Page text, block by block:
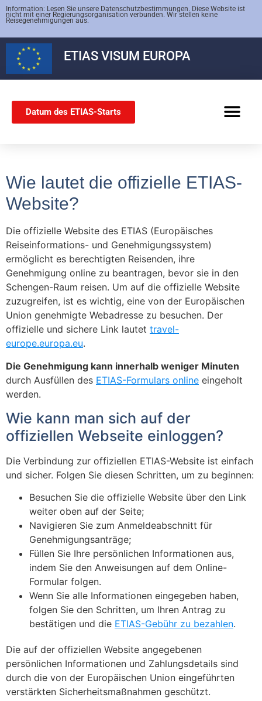
Information: Lesen Sie unsere Datenschutzbestimmungen. Diese Website ist
nicht mit einer Regierungsorganisation verbunden. Wir stellen keine
Reisegenehmigungen aus.
ETIASVISUM EUROPA
Datum des ETIAS-Starts
Wie lautet die offizielle ETIAS-
Website?
Die offizielle Website des ETIAS (Europäisches
Reiseinformations- und Genehmigungssystem)
ermöglicht es berechtigten Reisenden, ihre
Genehmigung online zu beantragen, bevor sie in den
Schengen-Raum reisen. Um auf die offizielle Website
zuzugreifen, ist es wichtig, eine von der Europäischen
Union genehmigte Webadresse zu besuchen. Der
offizielle und sichere Link lautet travel-
europe.europa.eu.
Die Genehmigung kann innerhalb weniger Minuten
durch Ausfüllen des ETIAS-Formulars online eingeholt
werden.
Wie kann man sich auf der
offiziellen Webseite einloggen?
Die Verbindung zur offiziellen ETIAS-Website ist einfach
und sicher. Folgen Sie diesen Schritten, um zu beginnen:
Besuchen Sie die offizielle Website über den Link
weiter oben auf der Seite;
Navigieren Sie zum Anmeldeabschnitt für
Genehmigungsanträge;
Füllen Sie Ihre persönlichen Informationen aus,
indem Sie den Anweisungen auf dem Online-
Formular folgen.
Wenn Sie alle Informationen eingegeben haben,
folgen Sie den Schritten, um Ihren Antrag zu
bestätigen und die ETIAS-Gebühr zu bezahlen.
Die auf der offiziellen Website angegebenen
persönlichen Informationen und Zahlungsdetails sind
durch die von der Europäischen Union eingeführten
verstärkten Sicherheitsmaßnahmen geschützt.